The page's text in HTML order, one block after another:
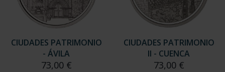
CIUDADES PATRIMONIO
- ÁVILA
73,00 €
CIUDADES PATRIMONIO
II - CUENCA
73,00 €